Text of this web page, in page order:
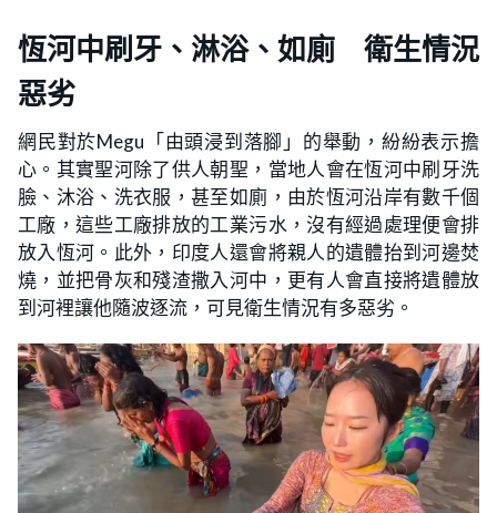
恆河中刷牙、淋浴、如廁 衛生情況
惡劣
網民對於Megu「由頭浸到落腳」的舉動，紛紛表示擔
心。其實聖河除了供人朝聖，當地人會在恆河中刷牙洗
臉、沐浴、洗衣服，甚至如廁，由於恆河沿岸有數千個
工廠，這些工廠排放的工業污水，沒有經過處理便會排
放入恆河。此外，印度人還會將親人的遺體抬到河邊焚
燒，並把骨灰和殘渣撒入河中，更有人會直接將遺體放
到河裡讓他隨波逐流，可見衛生情況有多惡劣。